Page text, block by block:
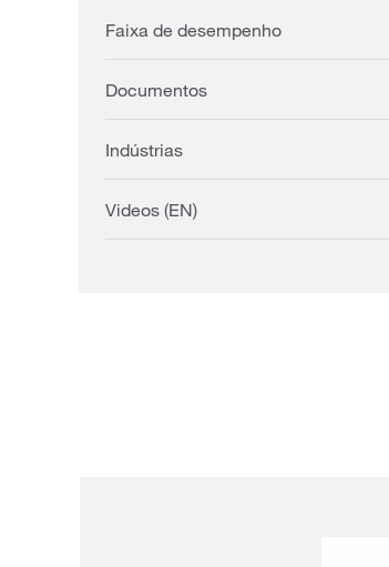
Faixa de desempenho
Documentos
Indústrias
Videos (EN)